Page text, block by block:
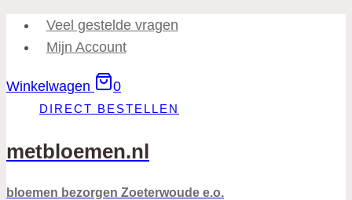
Doorgaan
naar
Veel gestelde vragen
Mijn Account
Winkelwagen 0
DIRECT BESTELLEN
metbloemen.nl
bloemen bezorgen Zoeterwoude e.o.